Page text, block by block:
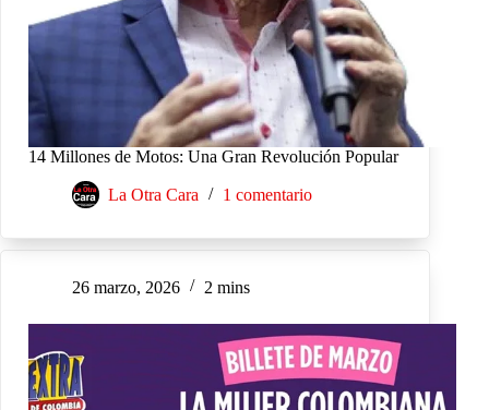
14 Millones de Motos: Una Gran Revolución Popular
La Otra Cara 1 comentario
26 marzo, 2026 2 mins